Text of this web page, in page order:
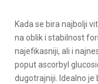
Kada se bira najbolji
na oblik i stabilnost
najefikasniji, ali i
poput ascorbyl
dugotrajniji. Idealno je